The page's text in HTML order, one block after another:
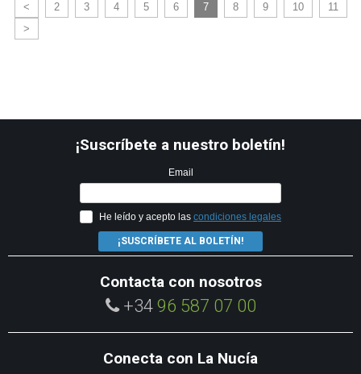
< 2 3 4 5 6 7 8 9 10
11
>
¡Suscríbete a nuestro boletín!
Email
He leído y acepto las condiciones legales
¡SUSCRÍBETE AL BOLETÍN!
Contacta con nosotros
+34 96 587 07 00
Conecta con La Nucía